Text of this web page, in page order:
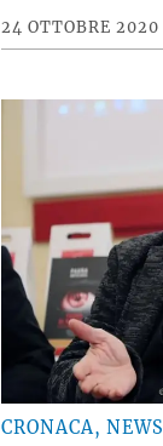
24 OTTOBRE 2020
CRONACA, NEWS